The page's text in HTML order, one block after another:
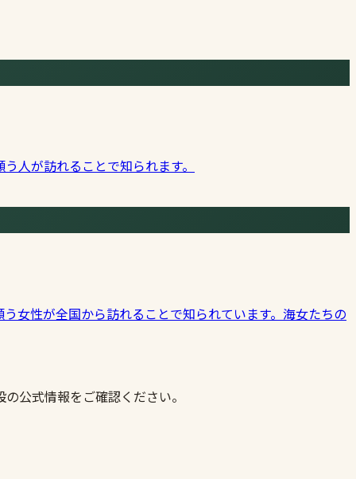
人が訪れることで知られます。
女性が全国から訪れることで知られています。海女たちの
公式情報をご確認ください。